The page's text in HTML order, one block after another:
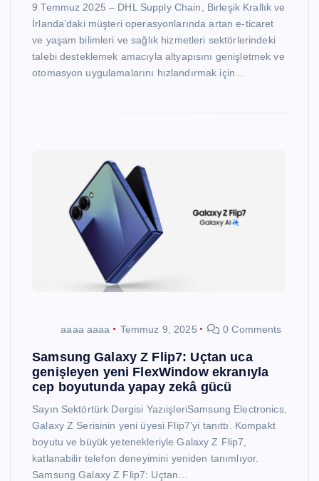
9 Temmuz 2025 – DHL Supply Chain, Birleşik Krallık ve
İrlanda’daki müşteri operasyonlarında artan e-ticaret
ve yaşam bilimleri ve sağlık hizmetleri sektörlerindeki
talebi desteklemek amacıyla altyapısını genişletmek ve
otomasyon uygulamalarını hızlandırmak için…
aaaa aaaa Temmuz 9, 2025 0 Comments
Samsung Galaxy Z Flip7: Uçtan uca
genişleyen yeni FlexWindow ekranıyla
cep boyutunda yapay zekâ gücü
Sayın Sektörtürk Dergisi YazıişleriSamsung Electronics,
Galaxy Z Serisinin yeni üyesi Flip7’yi tanıttı. Kompakt
boyutu ve büyük yetenekleriyle Galaxy Z Flip7,
katlanabilir telefon deneyimini yeniden tanımlıyor.
Samsung Galaxy Z Flip7: Uçtan…